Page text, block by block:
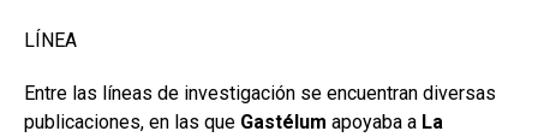
LÍNEA
Entre las líneas de investigación se encuentran diversas
publicaciones, en las que Gastélum apoyaba a La